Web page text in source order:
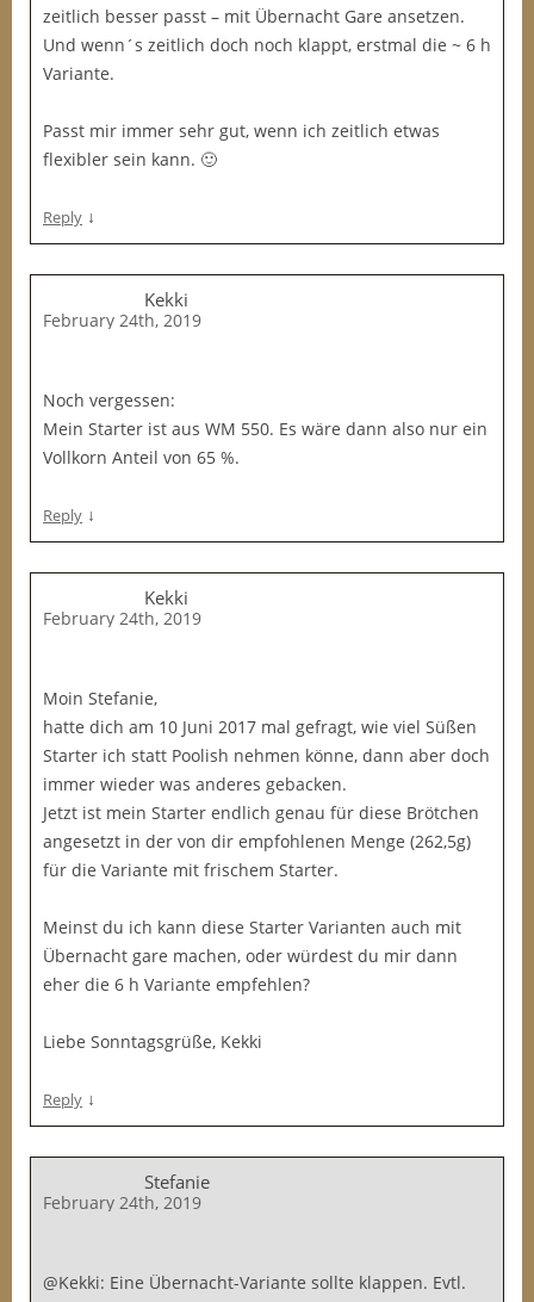
zeitlich besser passt – mit Übernacht Gare ansetzen.
Und wenn´s zeitlich doch noch klappt, erstmal die ~ 6 h
Variante.
Passt mir immer sehr gut, wenn ich zeitlich etwas
flexibler sein kann. 🙂
Reply ↓
Kekki
February 24th, 2019
Noch vergessen:
Mein Starter ist aus WM 550. Es wäre dann also nur ein
Vollkorn Anteil von 65 %.
Reply ↓
Kekki
February 24th, 2019
Moin Stefanie,
hatte dich am 10 Juni 2017 mal gefragt, wie viel Süßen
Starter ich statt Poolish nehmen könne, dann aber doch
immer wieder was anderes gebacken.
Jetzt ist mein Starter endlich genau für diese Brötchen
angesetzt in der von dir empfohlenen Menge (262,5g)
für die Variante mit frischem Starter.
Meinst du ich kann diese Starter Varianten auch mit
Übernacht gare machen, oder würdest du mir dann
eher die 6 h Variante empfehlen?
Liebe Sonntagsgrüße, Kekki
Reply ↓
Stefanie
February 24th, 2019
@Kekki: Eine Übernacht-Variante sollte klappen. Evtl.